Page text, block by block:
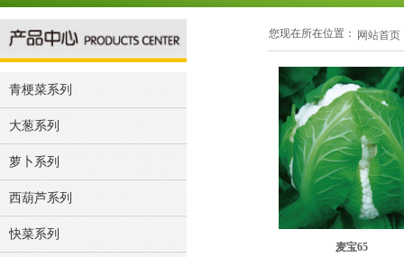
您现在所在位置： 网站首页
麦宝65
青梗菜系列
大葱系列
萝卜系列
西葫芦系列
快菜系列